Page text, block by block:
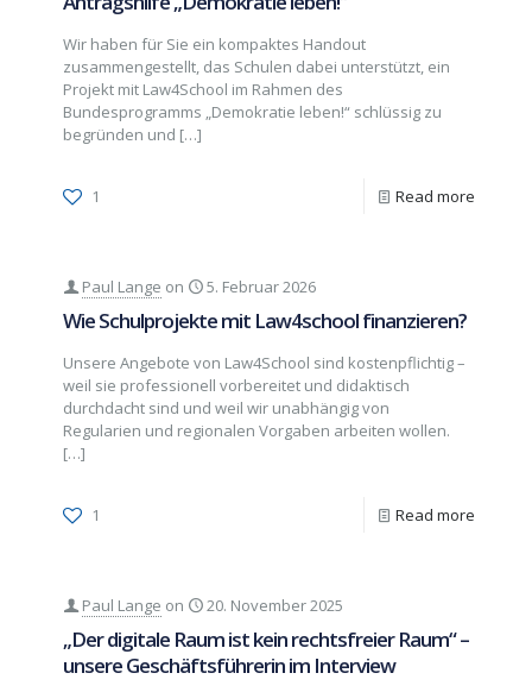
Wir haben für Sie ein kompaktes Handout
zusammengestellt, das Schulen dabei unterstützt, ein
Projekt mit Law4School im Rahmen des
Bundesprogramms „Demokratie leben!“ schlüssig zu
begründen und […]
1 Read more
Paul Lange on 5. Februar 2026
Wie Schulprojekte mit Law4school finanzieren?
Unsere Angebote von Law4School sind kostenpflichtig –
weil sie professionell vorbereitet und didaktisch
durchdacht sind und weil wir unabhängig von
Regularien und regionalen Vorgaben arbeiten wollen.
[…]
1 Read more
Paul Lange on 20. November 2025
„Der digitale Raum ist kein rechtsfreier Raum“ –
unsere Geschäftsführerin im Interview